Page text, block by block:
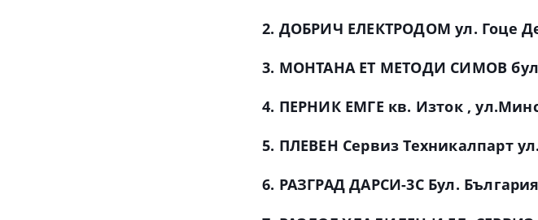
2. ДОБРИЧ ЕЛЕКТРОДОМ ул. Гоце
3. МОНТАНА ЕТ МЕТОДИ СИМОВ бул.
4. ПЕРНИК ЕМГЕ кв. Изток ,
5. ПЛЕВЕН Сервиз Техникалпарт
6. РАЗГРАД ДАРСИ-3С Бул.